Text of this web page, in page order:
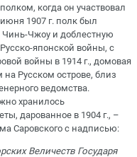
когда он участвовал
июня 1907 г. полк был
Чинь-Чжоу и доблестную
Русско-японской войны, с
войны в 1914 г., домовая
на Русском острове, близ
ведомства.
хранилось
дарованное в 1904 г., –
Саровского с надписью:
Величеств Государя